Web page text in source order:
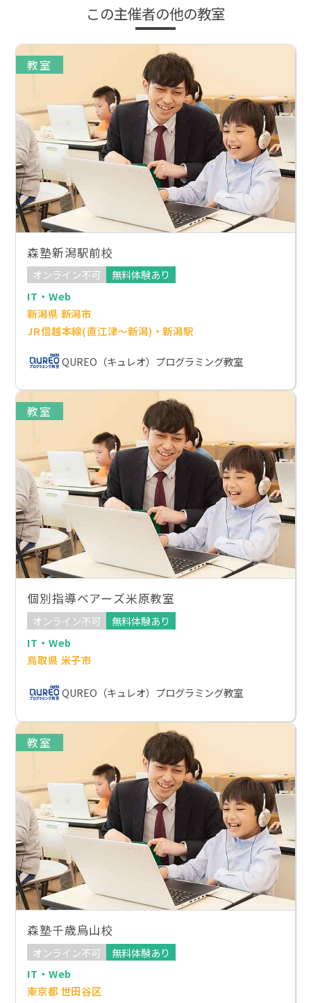
この主催者の他の教室
教室
森塾新潟駅前校
オンライン不可
無料体験あり
IT・Web
新潟県 新潟市
JR信越本線(直江津～新潟)・新潟駅
QUREO（キュレオ）プログラミング教室
教室
個別指導ベアーズ米原教室
オンライン不可
無料体験あり
IT・Web
鳥取県 米子市
QUREO（キュレオ）プログラミング教室
教室
森塾千歳烏山校
オンライン不可
無料体験あり
IT・Web
東京都 世田谷区